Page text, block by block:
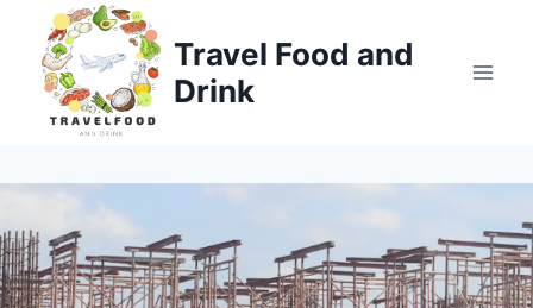
content
Travel Food and
Drink